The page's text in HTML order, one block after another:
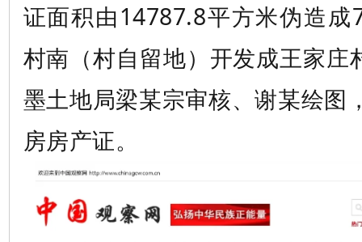
证面积由14787.8平方米伪造
村南（村自留地）开发成王家庄
墨土地局梁某宗审核、谢某绘图
房房产证。